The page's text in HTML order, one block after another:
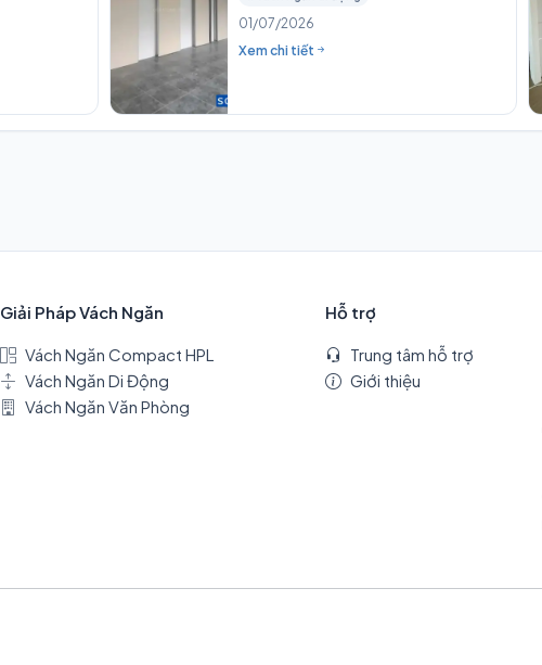
01/07/2026
Xem chi tiết
Giải Pháp Vách Ngăn
Vách Ngăn Compact HPL
Vách Ngăn Di Động
Vách Ngăn Văn Phòng
Hỗ trợ
Trung tâm hỗ trợ
Giới thiệu